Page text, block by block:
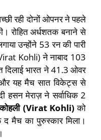
रही दोनों ओपनर ने पहले
रोहित अर्धशतक बनाने से
उन्होंने 53 रन की पारी
Kohli) ने नाबाद 103
दिलाई भारत ने 41.3 ओवर
यह मैच सात विकेट्स से
हसन मेराज़ ने सर्वाधिक 2
कोहली (Virat Kohli) को
मैच का पुरुस्कार मिला।